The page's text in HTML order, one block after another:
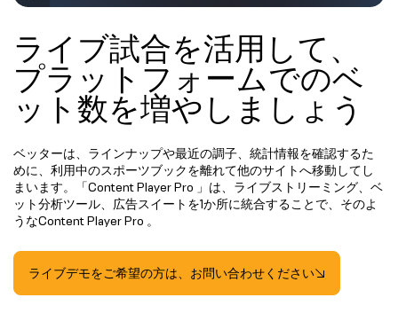
ライブ試合を活用して、
プラットフォームでのベ
ット数を増やしましょう
ベッターは、ラインナップや最近の調子、統計情報を確認するた
めに、利用中のスポーツブックを離れて他のサイトへ移動してし
まいます。「Content Player Pro 」は、ライブストリーミング、ベ
ット分析ツール、広告スイートを1か所に統合することで、そのよ
うなContent Player Pro 。
ライブデモをご希望の方は、お問い合わせください